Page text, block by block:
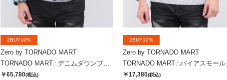
2BUY10%
Zero by TORNADO MART
￥65,780(税込)
2BUY10%
Zero by TORNADO MART
￥17,380(税込)